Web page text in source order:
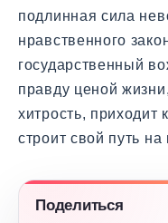
подлинная сила
нравственного
государственный
правду ценой
хитрость, приходит
строит свой путь
Поделиться